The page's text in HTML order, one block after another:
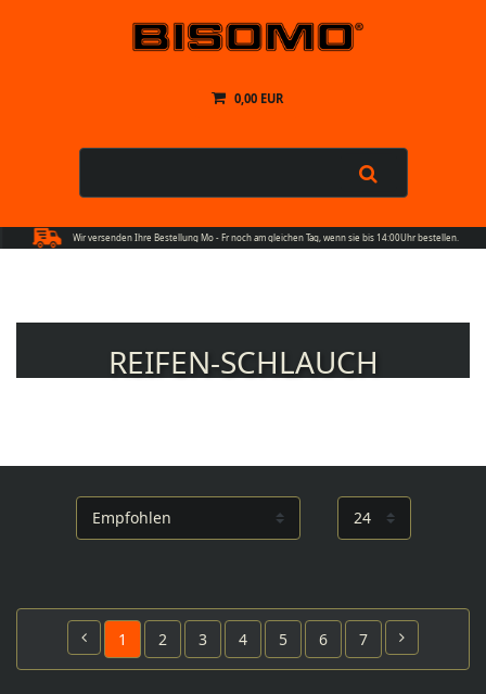
0,00 EUR
Wir versenden Ihre Bestellung Mo - Fr noch am gleichen Tag, wenn sie bis 14:00Uhr bestellen.
REIFEN-SCHLAUCH
1 2 3 4 5 6 7